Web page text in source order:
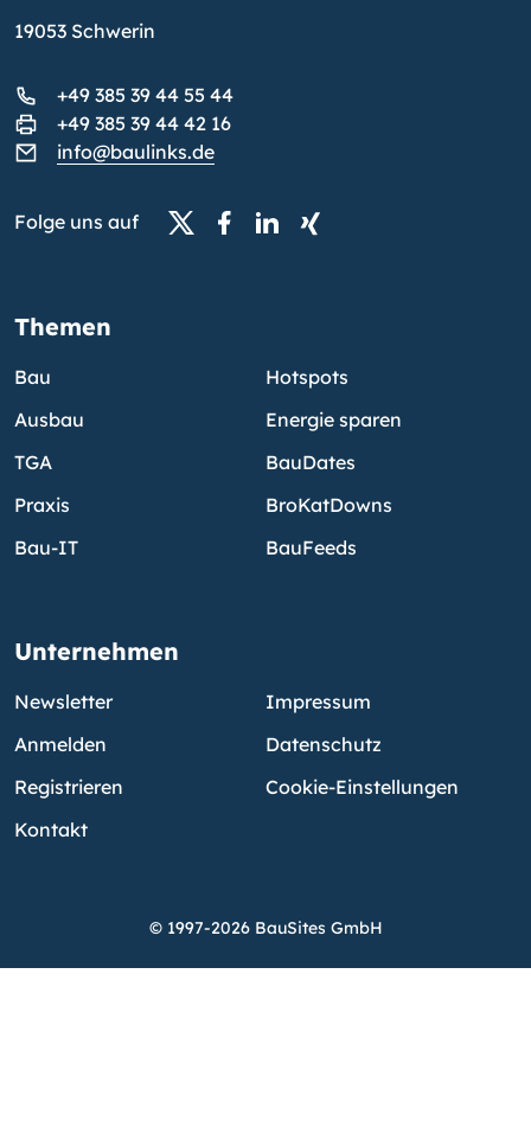
19053 Schwerin
+49 385 39 44 55 44
+49 385 39 44 42 16
info@baulinks.de
Folge uns auf
Themen
Bau
Ausbau
TGA
Praxis
Bau-IT
Hotspots
Energie sparen
BauDates
BroKatDowns
BauFeeds
Unternehmen
Newsletter
Anmelden
Registrieren
Kontakt
Impressum
Datenschutz
Cookie-Einstellungen
© 1997-2026 BauSites GmbH